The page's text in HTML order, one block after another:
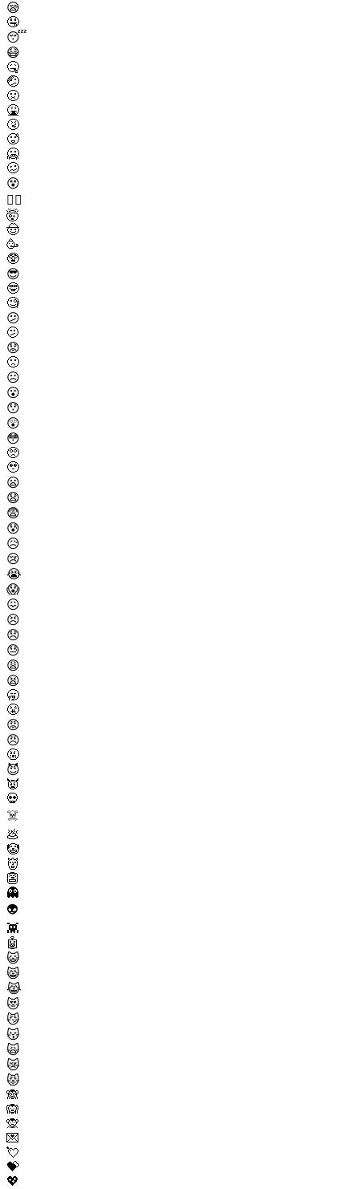
😪
🤤
😴
😷
🤒
🤕
🤢
🤮
🤧
🥵
🥶
🥴
😵
😵‍💫
🤯
🤠
🥳
🥸
😎
🤓
🧐
😕
🫤
😟
🙁
☹️
😮
😯
😲
😳
🥺
🥹
😦
😧
😨
😰
😥
😢
😭
😱
😖
😣
😞
😓
😩
😫
🥱
😤
😡
😠
🤬
😈
👿
💀
☠️
💩
🤡
👹
👺
👻
👽
👾
🤖
😺
😸
😹
😻
😼
😽
🙀
😿
😾
🙈
🙉
🙊
💌
💘
💝
💖